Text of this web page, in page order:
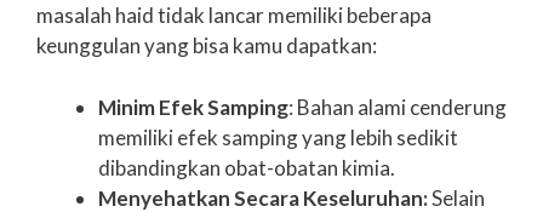
masalah haid tidak lancar memiliki beberapa
keunggulan yang bisa kamu dapatkan:
Minim Efek Samping: Bahan alami cenderung
memiliki efek samping yang lebih sedikit
dibandingkan obat-obatan kimia.
Menyehatkan Secara Keseluruhan:Selain